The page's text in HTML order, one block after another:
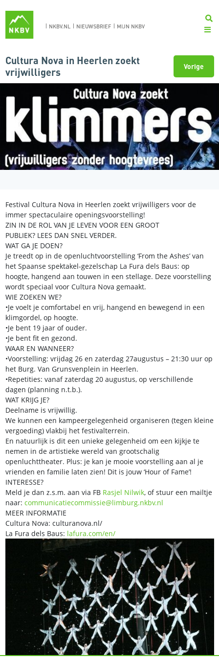
NKBV.NL NIEUWSBRIEF MIJN NKBV
Cultura Nova in Heerlen zoekt
vrijwilligers
Vorige
Festival Cultura Nova in Heerlen zoekt vrijwilligers voor de
immer spectaculaire openingsvoorstelling!
ZIN IN DE ROL VAN JE LEVEN VOOR EEN GROOT
PUBLIEK? LEES DAN SNEL VERDER.
WAT GA JE DOEN?
Je treedt op in de openluchtvoorstelling ‘From the Ashes’ van
het Spaanse spektakel-gezelschap La Fura dels Baus: op
hoogte, hangend aan touwen in een stellage. Deze voorstelling
wordt speciaal voor Cultura Nova gemaakt.
WIE ZOEKEN WE?
•Je voelt je comfortabel en vrij, hangend en bewegend in een
klimgordel, op hoogte.
•Je bent 19 jaar of ouder.
•Je bent fit en gezond.
WAAR EN WANNEER?
•Voorstelling: vrijdag 26 en zaterdag 27augustus – 21:30 uur op
het Burg. Van Grunsvenplein in Heerlen.
•Repetities: vanaf zaterdag 20 augustus, op verschillende
dagen (planning n.t.b.).
WAT KRIJG JE?
Deelname is vrijwillig.
We kunnen een kampeergelegenheid organiseren (tegen kleine
vergoeding) vlakbij het festivalterrein.
En natuurlijk is dit een unieke gelegenheid om een kijkje te
nemen in de artistieke wereld van grootschalig
openluchttheater. Plus: je kan je mooie voorstelling aan al je
vrienden en familie laten zien! Dit is jouw ‘Hour of Fame’!
INTERESSE?
Meld je dan z.s.m. aan via FB Rasjel Nilwik, of stuur een mailtje
naar: communicatiecommissie@limburg.nkbv.nl
MEER INFORMATIE
Cultura Nova: culturanova.nl/
La Fura dels Baus: lafura.com/en/